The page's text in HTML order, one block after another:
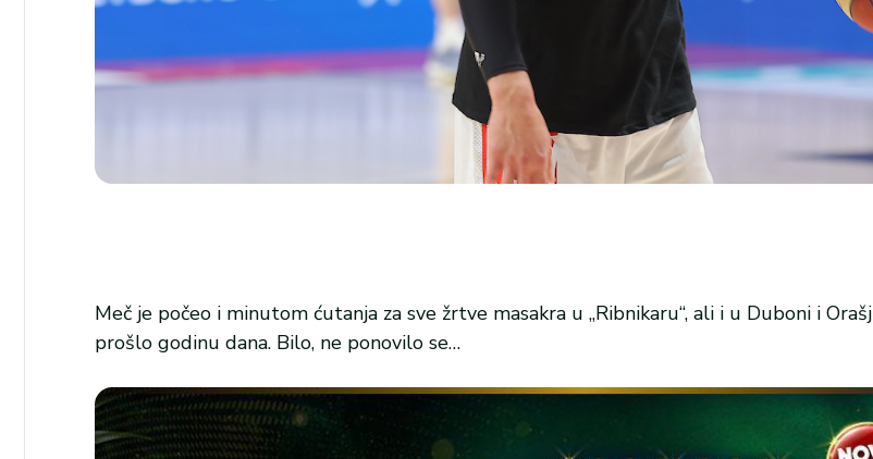
Meč je počeo i minutom ćutanja za sve žrtve masakra u „Ribnikaru“, ali i u Duboni i
prošlo godinu dana. Bilo, ne ponovilo se…